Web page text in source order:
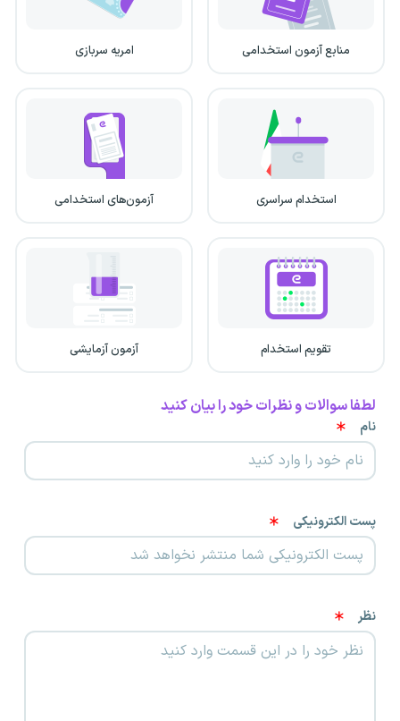
منابع آزمون استخدامی امریه سربازی
استخدام سراسری آزمون‌های استخدامی
تقویم استخدام آزمون آزمایشی
لطفا سوالات و نظرات خود را بیان کنید
نام
پست الکترونیکی
نظر